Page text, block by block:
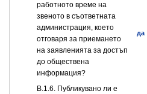
работното време на
звеното в съответната
администрация, което
отговаря за приемането
на заявленията за достъп
до обществена
информация?
да
В.1.6. Публикувано ли е